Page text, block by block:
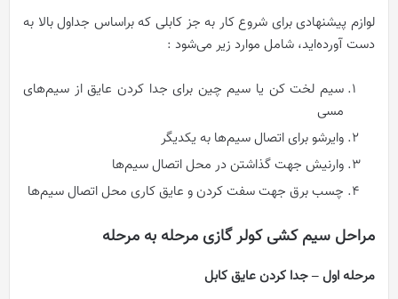
لوازم پیشنهادی برای شروع کار به جز کابلی که براساس جداول بالا به
دست آورده‌اید، شامل موارد زیر می‌شود :
سیم لخت کن یا سیم چین برای جدا کردن عایق از سیم‌های
مسی
وایرشو برای اتصال سیم‌ها به یکدیگر
وارنیش جهت گذاشتن در محل اتصال سیم‌ها
چسب برق جهت سفت کردن و عایق کاری محل اتصال سیم‌ها
مراحل سیم کشی کولر گازی مرحله به مرحله
مرحله اول – جدا کردن عایق کابل